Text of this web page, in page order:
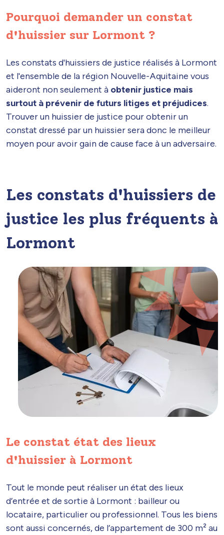
Pourquoi demander un constat
d'huissier sur Lormont ?
Les constats d'huissiers de justice réalisés à Lormont
et l'ensemble de la région Nouvelle-Aquitaine vous
aideront non seulement à obtenir justice mais
surtout à prévenir de futurs litiges et préjudices.
Trouver un huissier de justice pour obtenir un
constat dressé par un huissier sera donc le meilleur
moyen pour avoir gain de cause face à un adversaire.
Les constats d'huissiers de
justice les plus fréquents à
Lormont
Le constat état des lieux
d'huissier à Lormont
Tout le monde peut réaliser un état des lieux
d’entrée et de sortie à Lormont : bailleur ou
locataire, particulier ou professionnel. Tous les biens
sont aussi concernés, de l’appartement de 300 m² au